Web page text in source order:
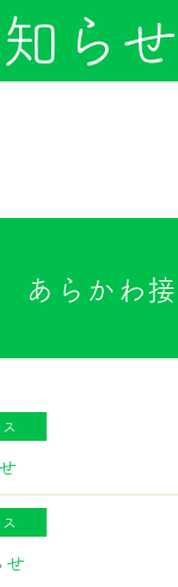
らせ
あらかわ